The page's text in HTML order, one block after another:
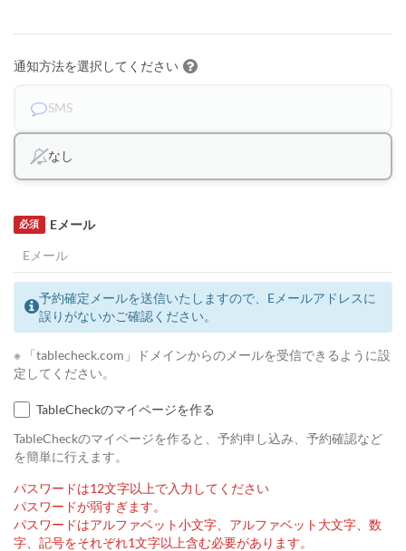
通知方法を選択してください
SMS
なし
Eメール
必須
予約確定メールを送信いたしますので、Eメールアドレスに
誤りがないかご確認ください。
※ 「tablecheck.com」ドメインからのメールを受信できるように設
定してください。
TableCheckのマイページを作る
TableCheckのマイページを作ると、予約申し込み、予約確認など
を簡単に行えます。
パスワードは12文字以上で入力してください
パスワードが弱すぎます。
パスワードはアルファベット小文字、アルファベット大文字、数
字、記号をそれぞれ1文字以上含む必要があります。